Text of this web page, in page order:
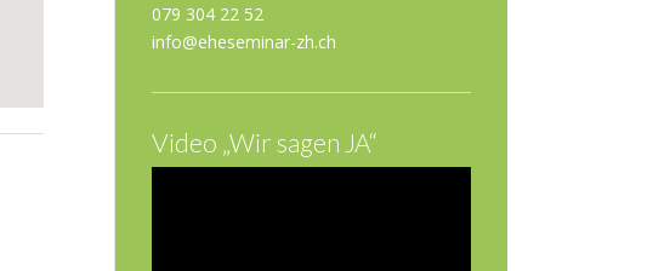
079 304 22 52
info@eheseminar-zh.ch
Video „Wir sagen JA“